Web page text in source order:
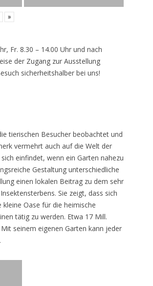
»
Fr. 8.30 – 14.00 Uhr und nach
der Zugang zur Ausstellung
sicherheitshalber bei uns!
tierischen Besucher beobachtet und
vermehrt auch auf die Welt der
einfindet, wenn ein Garten nahezu
Gestaltung unterschiedliche
einen lokalen Beitrag zu dem sehr
Sie zeigt, dass sich
Oase für die heimische
tätig zu werden. Etwa 17 Mill.
seinem eigenen Garten kann jeder